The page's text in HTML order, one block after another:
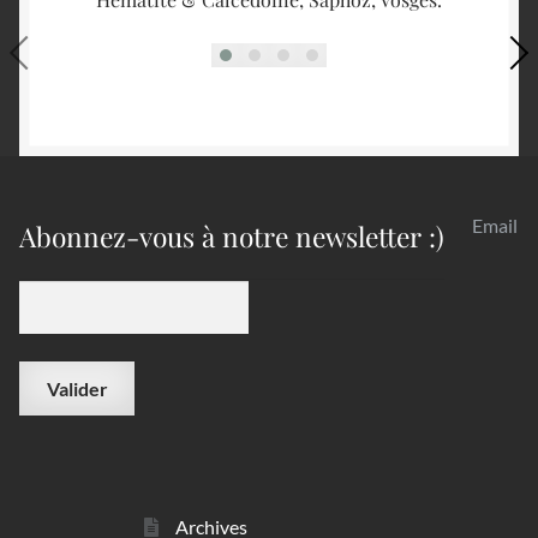
Abonnez-vous à notre newsletter :) Email
Archives